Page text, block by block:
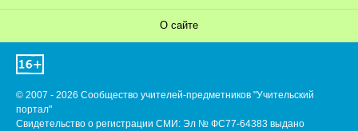
О сайте
© 2007 - 2026 Сообщество учителей-предметников "Учительский
портал"
Свидетельство о регистрации СМИ: Эл № ФС77-64383 выдано